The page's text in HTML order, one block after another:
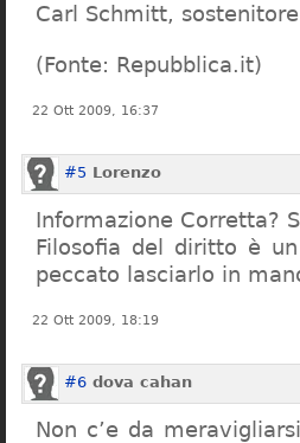
Carl Schmitt,
(Fonte: Repubblica.it)
22 Ott 2009, 16:37
#5 Lorenzo
Informazione Corretta?
Filosofia del diritto è
peccato lasciarlo in
22 Ott 2009, 18:19
#6 dova cahan
Non c’e da